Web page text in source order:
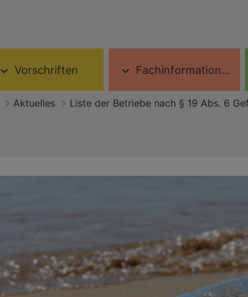
expand_more Vorschriften expand_more Fachinformationen
Aktuelles Liste der Betriebe nach § 19 Abs. 6